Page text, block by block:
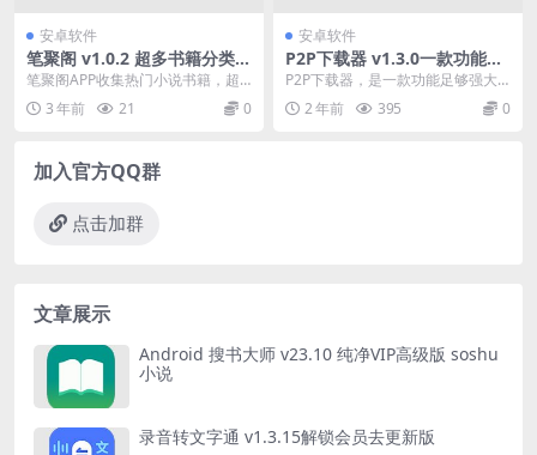
安卓软件
笔聚阁 v1.0.2 超多书籍分类应
有尽有，去广告绿化版
笔聚阁APP收集热门小说书籍，超
多书籍分类应有尽有，想看什么一
搜即可，超多书源，...
3 年前 21 0
安卓软件
P2P下载器 v1.3.0一款功能足
够强大的下载神器无限速解锁
P2P下载器，是一款功能足够强大
的下载神器。这款APP相对其他的
磁力下载软件来说...
2 年前 395 0
加入官方QQ群
点击加群
文章展示
Android 搜书大师 v23.10 纯净VIP高级版 soshu
小说
录音转文字通 v1.3.15解锁会员去更新版